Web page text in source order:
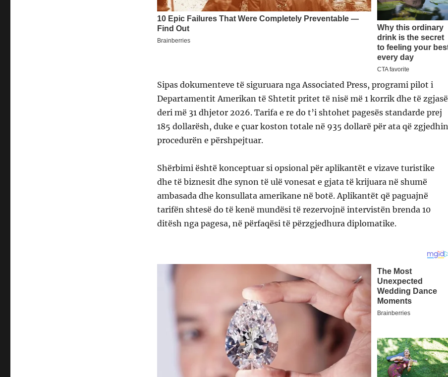
Sipas dokumenteve të siguruara nga Associated Press, programi pilot i
Departamentit Amerikan të Shtetit pritet të nisë më 1 korrik dhe të zgjasë
deri më 31 dhjetor 2026. Tarifa e re do t’i shtohet pagesës standarde prej
185 dollarësh, duke e çuar koston totale në 935 dollarë për ata që zgjedhin
procedurën e përshpejtuar.
Shërbimi është konceptuar si opsional për aplikantët e vizave turistike
dhe të biznesit dhe synon të ulë vonesat e gjata të krijuara në shumë
ambasada dhe konsullata amerikane në botë. Aplikantët që paguajnë
tarifën shtesë do të kenë mundësi të rezervojnë intervistën brenda 10
ditësh nga pagesa, në përfaqësi të përzgjedhura diplomatike.